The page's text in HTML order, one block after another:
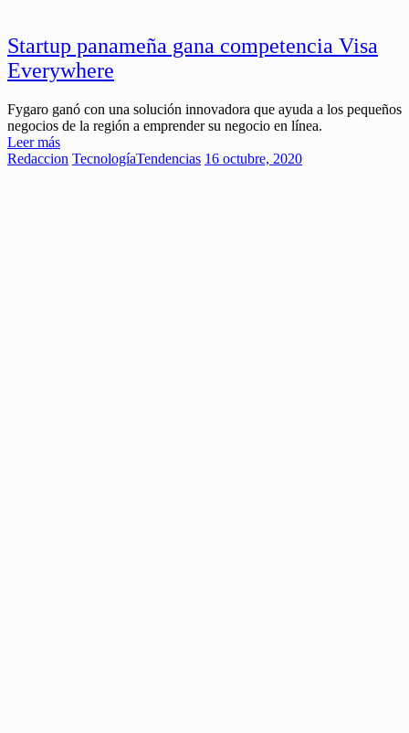
Startup panameña gana competencia Visa
Everywhere
Fygaro ganó con una solución innovadora que ayuda a los pequeños
negocios de la región a emprender su negocio en línea.
Leer más
Redaccion TecnologíaTendencias 16 octubre, 2020